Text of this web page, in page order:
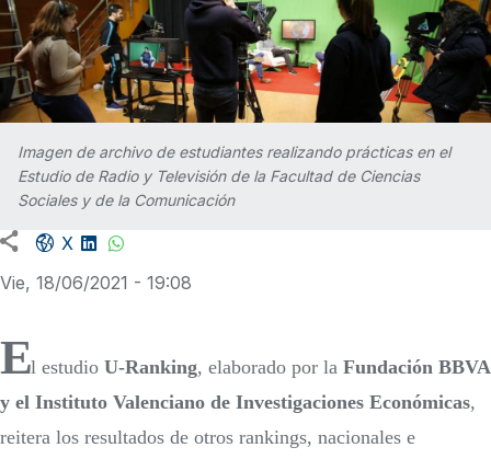
Imagen de archivo de estudiantes realizando prácticas en el
Estudio de Radio y Televisión de la Facultad de Ciencias
Sociales y de la Comunicación
Facebook share
X LinkedIn
Vie, 18/06/2021 - 19:08
El estudio U-Ranking, elaborado por la Fundación BBVA
y el Instituto Valenciano de Investigaciones Económicas,
reitera los resultados de otros rankings, nacionales e